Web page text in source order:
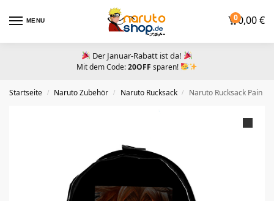
MENU 00,00€
Der Januar-Rabatt ist da!
Mit dem Code:20OFF sparen!
Startseite / Naruto Zubehör​ / Naruto Rucksack / Naruto Rucksack Pain